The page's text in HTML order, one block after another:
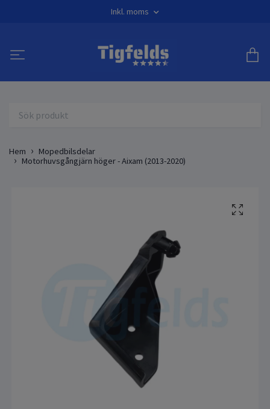
Inkl. moms
Hem
Mopedbilsdelar
Motorhuvsgångjärn höger - Aixam (2013-2020)